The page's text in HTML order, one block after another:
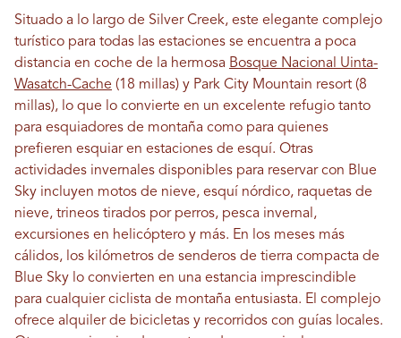
Situado a lo largo de Silver Creek, este elegante complejo
turístico para todas las estaciones se encuentra a poca
distancia en coche de la hermosa Bosque Nacional Uinta-
Wasatch-Cache (18 millas) y Park City Mountain resort (8
millas), lo que lo convierte en un excelente refugio tanto
para esquiadores de montaña como para quienes
prefieren esquiar en estaciones de esquí. Otras
actividades invernales disponibles para reservar con Blue
Sky incluyen motos de nieve, esquí nórdico, raquetas de
nieve, trineos tirados por perros, pesca invernal,
excursiones en helicóptero y más. En los meses más
cálidos, los kilómetros de senderos de tierra compacta de
Blue Sky lo convierten en una estancia imprescindible
para cualquier ciclista de montaña entusiasta. El complejo
ofrece alquiler de bicicletas y recorridos con guías locales.